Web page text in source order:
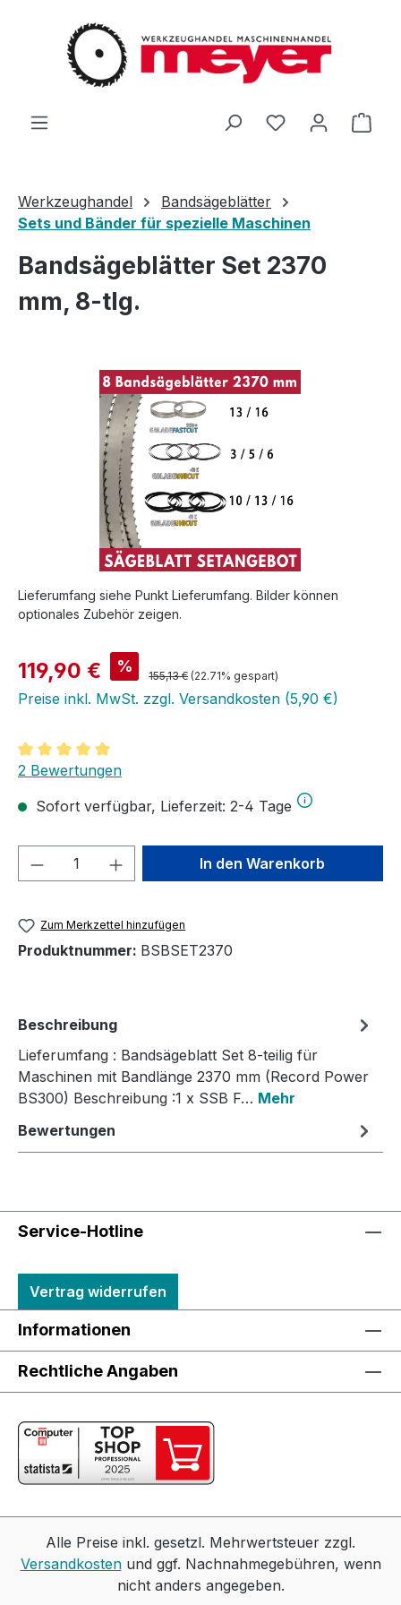
Zum Hauptinhalt springen
Du hast 0
Werkzeughandel
Bandsägeblätter
Sets und Bänder für spezielle Maschinen
Bandsägeblätter Set 2370
mm, 8-tlg.
Bildergalerie überspringen
Lieferumfang siehe Punkt Lieferumfang. Bilder können
optionales Zubehör zeigen.
Verkaufspreis:
119,90 € % Regulärer Preis:
155,13 € (22.71% gespart)
Preise inkl. MwSt. zzgl. Versandkosten (5,90 €)
Durchschnittliche Bewertung von 5 von 5 Sternen
2 Bewertungen
Sofort verfügbar, Lieferzeit: 2-4 Tage
Produkt Anzahl: Gib denIn den Warenkorb
Zum Merkzettel hinzufügen
Produktnummer: BSBSET2370
Beschreibung
Lieferumfang : Bandsägeblatt Set 8-teilig für
Maschinen mit Bandlänge 2370 mm (Record Power
BS300) Beschreibung :1 x SSB F… Mehr
Bewertungen
Service-Hotline
Vertrag widerrufen
Informationen
Rechtliche Angaben
Alle Preise inkl. gesetzl. Mehrwertsteuer zzgl.
Versandkostenund ggf. Nachnahmegebühren, wenn
nicht anders angegeben.